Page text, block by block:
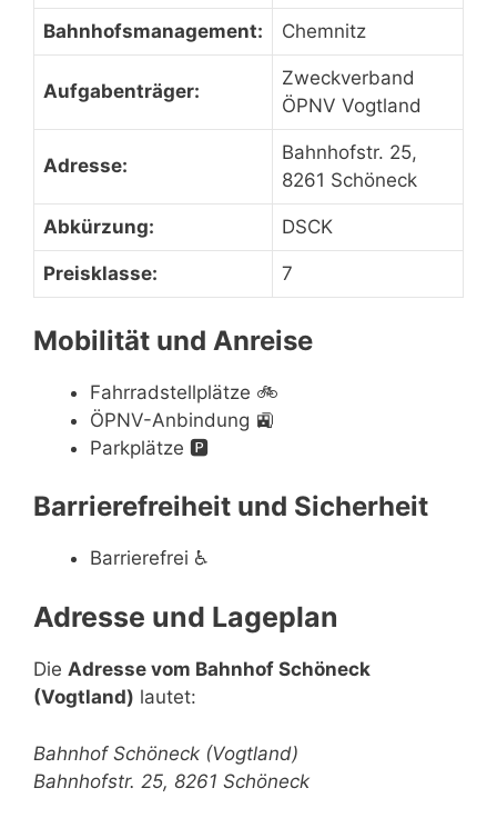
Bahnhofsmanagement: Chemnitz
Aufgabenträger:
Zweckverband
ÖPNV Vogtland
Adresse:
Bahnhofstr. 25,
8261 Schöneck
Abkürzung: DSCK
Preisklasse: 7
Mobilität und Anreise
Fahrradstellplätze 🚲
ÖPNV-Anbindung 🚉
Parkplätze 🅿️
Barrierefreiheit und Sicherheit
Barrierefrei ♿
Adresse und Lageplan
Die Adresse vom Bahnhof Schöneck
(Vogtland) lautet:
Bahnhof Schöneck (Vogtland)
Bahnhofstr. 25, 8261 Schöneck